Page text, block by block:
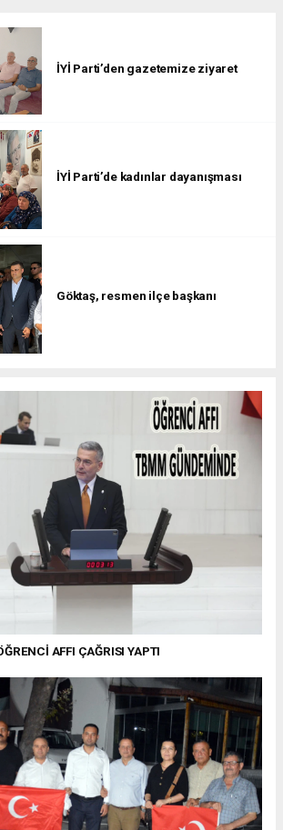
İYİ Parti’den gazetemize ziyaret
İYİ Parti’de kadınlar dayanışması
Göktaş, resmen ilçe başkanı
AFFI ÇAĞRISI YAPTI